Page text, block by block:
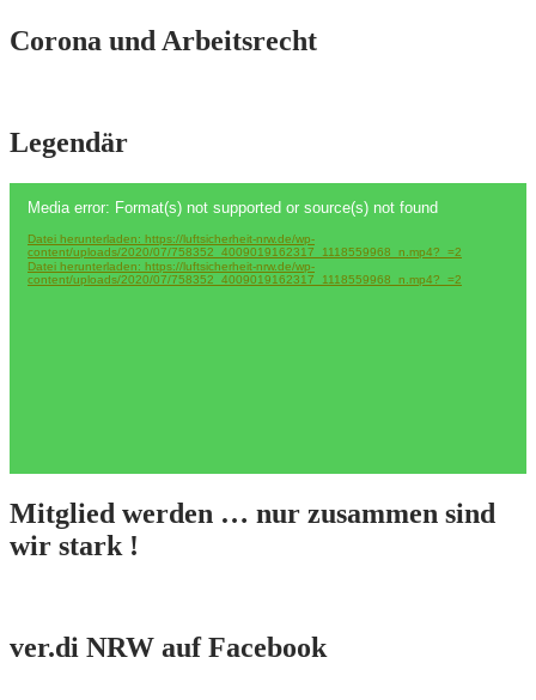
Corona und Arbeitsrecht
Legendär
Player
Media error: Format(s) not supported or source(s) not found
Datei herunterladen: https://luftsicherheit-nrw.de/wp-
content/uploads/2020/07/758352_4009019162317_1118559968_n.mp4?_=2
Datei herunterladen: https://luftsicherheit-nrw.de/wp-
content/uploads/2020/07/758352_4009019162317_1118559968_n.mp4?_=2
Mitglied werden … nur zusammen sind
wir stark !
ver.di NRW auf Facebook